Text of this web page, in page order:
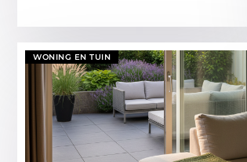
WONING EN TUIN